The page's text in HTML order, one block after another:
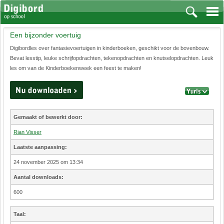
Vakken
Aardrijkskunde
Biologie
Handvaardigheid en Tekenen
Levensbeschouwing
Lichamelijke opvoeding
Natuurkunde
Rekenen
Scheikunde
Sport
Een bijzonder voertuig
Digibordles over fantasievoertuigen in kinderboeken, geschikt voor de bovenbouw.
Bevat lesstip, leuke schrijfopdrachten, tekenopdrachten en knutselopdrachten. Leuk
les om van de Kinderboekenweek een feest te maken!
Gemaakt of bewerkt door:
Rian Visser
Laatste aanpassing:
24 november 2025 om 13:34
Aantal downloads:
600
Taal: